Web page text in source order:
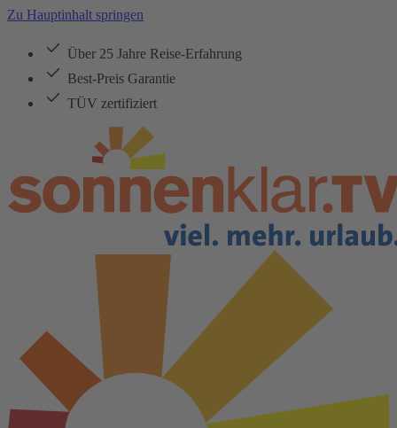
Zu Hauptinhalt springen
Über 25 Jahre Reise-Erfahrung
Best-Preis Garantie
TÜV zertifiziert